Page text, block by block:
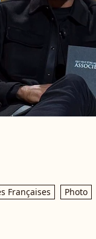
Françaises Photo